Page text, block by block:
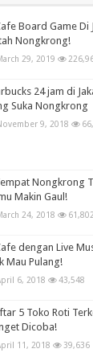
Board Game Di
Nongkrong!
29, 2019
24 jam di
Suka Nongkrong
9, 2018
Nongkrong
Makin Gaul!
24, 2018 61,802
dengan Live
Mau Pulang!
6, 2018 43,548
5 Toko Roti
Dicoba!
11, 2018 39,636